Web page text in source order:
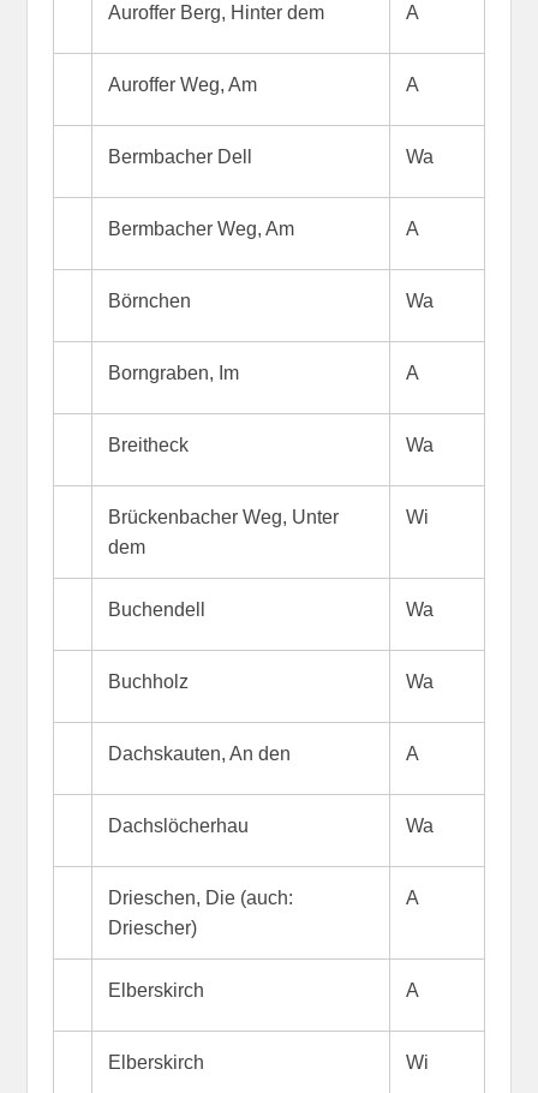
Auroffer Berg, Hinter dem A
Auroffer Weg, Am A
Bermbacher Dell Wa
Bermbacher Weg, Am A
Börnchen Wa
Borngraben, Im A
Breitheck Wa
Brückenbacher Weg, Unter
dem
Wi
Buchendell Wa
Buchholz Wa
Dachskauten, An den A
Dachslöcherhau Wa
Drieschen, Die (auch:
Driescher)
A
Elberskirch A
Elberskirch Wi